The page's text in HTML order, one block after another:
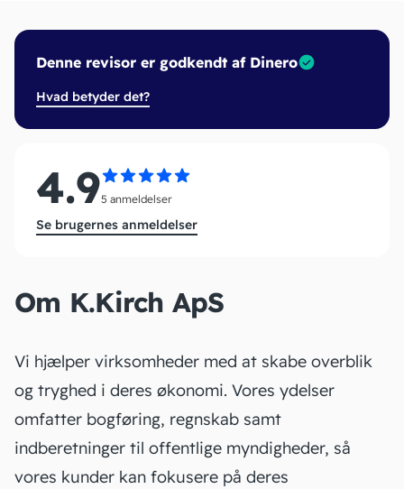
Om K.Kirch ApS
Vi hjælper virksomheder med at skabe overblik
og tryghed i deres økonomi. Vores ydelser
omfatter bogføring, regnskab samt
indberetninger til offentlige myndigheder, så
vores kunder kan fokusere på deres
Denne revisor er godkendt af Dinero
Hvad betyder det?
4.95 anmeldelser
Se brugernes anmeldelser